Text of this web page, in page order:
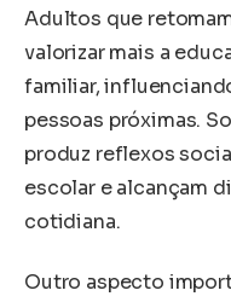
Adultos que
valorizar mais a
familiar,
pessoas próximas.
produz reflexos
escolar e alcançam
cotidiana.
Outro aspecto